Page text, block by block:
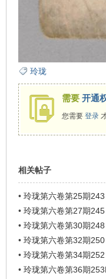
玲珑
需要 开通
您需要 登录
相关帖子
• 玲珑第六卷第25期243
• 玲珑第六卷第27期245
• 玲珑第六卷第30期248
• 玲珑第六卷第32期250
• 玲珑第六卷第34期252
• 玲珑第六卷第36期